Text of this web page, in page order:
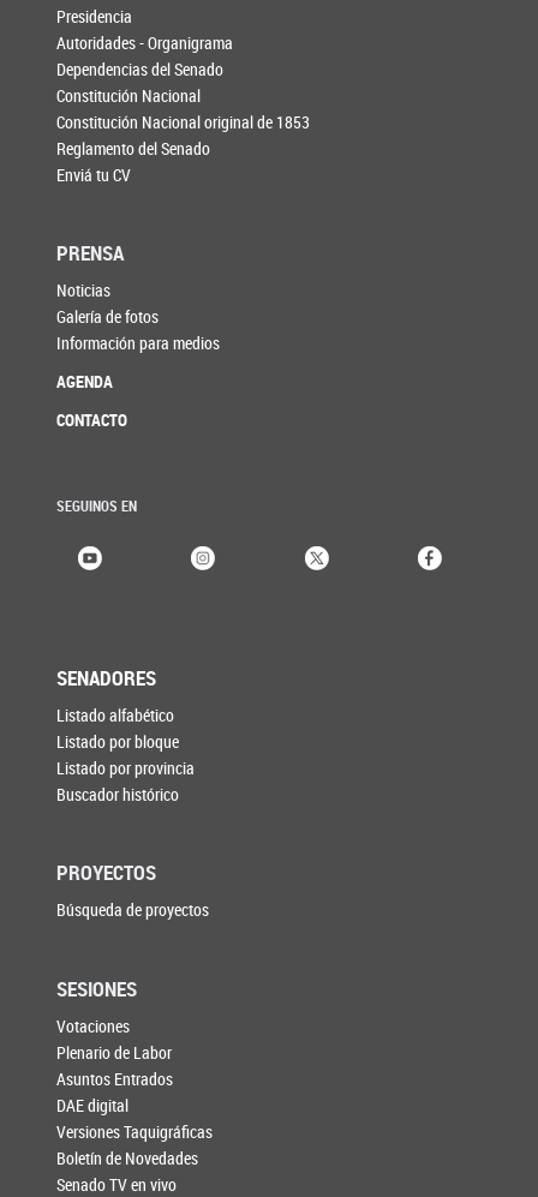
Presidencia
Autoridades - Organigrama
Dependencias del Senado
Constitución Nacional
Constitución Nacional original de 1853
Reglamento del Senado
Enviá tu CV
PRENSA
Noticias
Galería de fotos
Información para medios
AGENDA
CONTACTO
SEGUINOS EN
SENADORES
Listado alfabético
Listado por bloque
Listado por provincia
Buscador histórico
PROYECTOS
Búsqueda de proyectos
SESIONES
Votaciones
Plenario de Labor
Asuntos Entrados
DAE digital
Versiones Taquigráficas
Boletín de Novedades
Senado TV en vivo